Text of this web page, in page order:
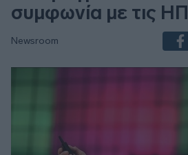
συμφωνία με τις
Newsroom